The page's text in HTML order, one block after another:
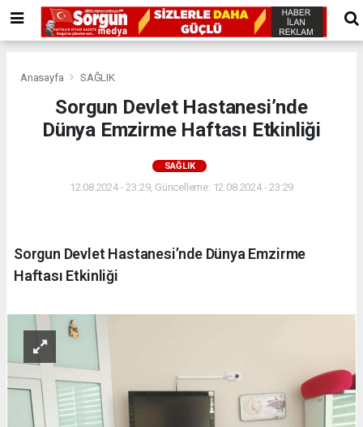
Anasayfa SAĞLIK
Sorgun Devlet Hastanesi’nde
Dünya Emzirme Haftası Etkinliği
SAĞLIK
12.08.2024 - 23:29, Güncelleme: 12.08.2024 - 23:29
Sorgun Devlet Hastanesi’nde Dünya Emzirme
Haftası Etkinliği